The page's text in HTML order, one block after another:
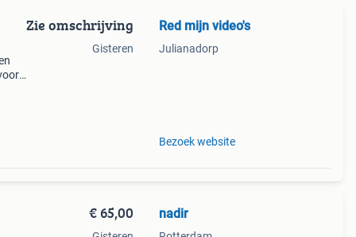
Zie omschrijving
Gisteren
Red mijn video's
Julianadorp
Bezoek website
€ 65,00 nadir